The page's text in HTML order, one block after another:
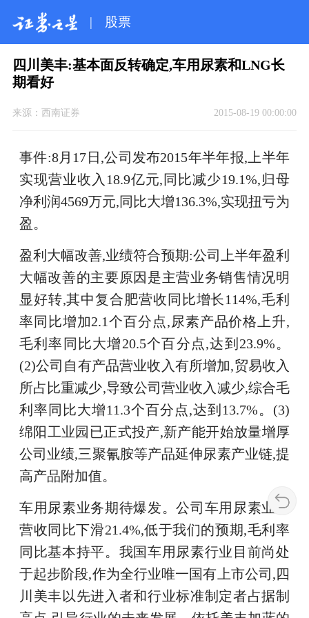
| 股票
四川美丰:基本面反转确定,车用尿素和LNG长
期看好
来源： 西南证券 2015-08-19 00:00:00
事件:8月17日,公司发布2015年半年报,上半年
实现营业收入18.9亿元,同比减少19.1%,归母
净利润4569万元,同比大增136.3%,实现扭亏为
盈。
盈利大幅改善,业绩符合预期:公司上半年盈利
大幅改善的主要原因是主营业务销售情况明
显好转,其中复合肥营收同比增长114%,毛利
率同比增加2.1个百分点,尿素产品价格上升,
毛利率同比大增20.5个百分点,达到23.9%。
(2)公司自有产品营业收入有所增加,贸易收入
所占比重减少,导致公司营业收入减少,综合毛
利率同比大增11.3个百分点,达到13.7%。(3)
绵阳工业园已正式投产,新产能开始放量增厚
公司业绩,三聚氰胺等产品延伸尿素产业链,提
高产品附加值。
车用尿素业务期待爆发。公司车用尿素业务
营收同比下滑21.4%,低于我们的预期,毛利率
同比基本持平。我国车用尿素行业目前尚处
于起步阶段,作为全行业唯一国有上市公司,四
川美丰以先进入者和行业标准制定者占据制